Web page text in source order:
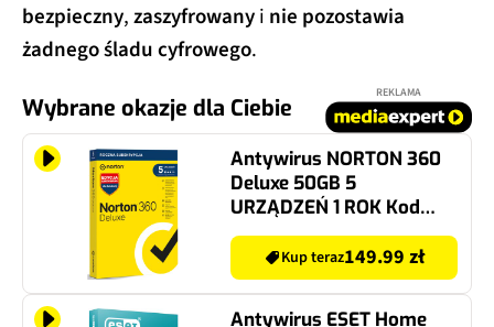
bezpieczny,zaszyfrowanyi nie pozostawia
żadnego śladu cyfrowego.
Wybrane okazje dla Ciebie
REKLAMA
Antywirus NORTON 360
Deluxe 50GB 5
URZĄDZEŃ 1 ROK Kod
aktywacyjny Edycja
limitowana dla edukacji
Kup teraz149.99 zł
Antywirus ESET Home